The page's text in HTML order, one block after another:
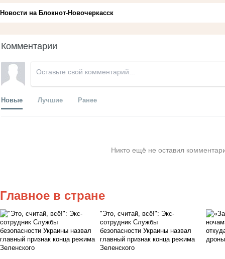
Новости на Блoкнoт-Новочеркасск
Комментарии
Новые Лучшие Ранее
Никто ещё не оставил
Главное в стране
"Это, считай, всё!": Экс-
сотрудник Службы
безопасности Украины назвал
главный признак конца режима
Зеленского